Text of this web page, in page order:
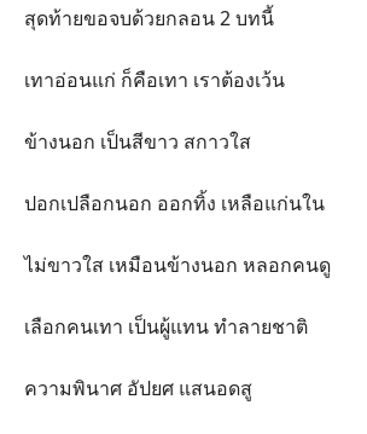
สุดท้ายขอจบด้วยกลอน 2 บทนี้
เทาอ่อนแก่ ก็คือเทา เราต้องเว้น
ข้างนอก เป็นสีขาว สกาวใส
ปอกเปลือกนอก ออกทิ้ง เหลือแก่นใน
ไม่ขาวใส เหมือนข้างนอก หลอกคนดู
เลือกคนเทา เป็นผู้แทน ทำลายชาติ
ความพินาศ อัปยศ แสนอดสู